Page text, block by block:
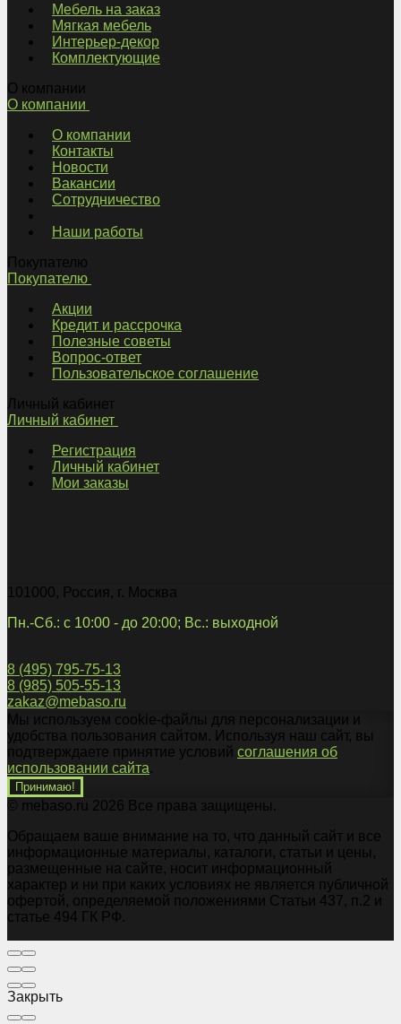
Мебель на заказ
Мягкая мебель
Интерьер-декор
Комплектующие
О компании
О компании
О компании
Контакты
Новости
Вакансии
Сотрудничество
Наши работы
Покупателю
Покупателю
Акции
Кредит и рассрочка
Полезные советы
Вопрос-ответ
Пользовательское соглашение
Личный кабинет
Личный кабинет
Регистрация
Личный кабинет
Мои заказы
101000, Россия , г. Москва
Пн.-Сб.: с 10:00 - до 20:00; Вс.: выходной
8 (495) 795-75-13
8 (985) 505-55-13
zakaz@mebaso.ru
Мы используем cookie-файлы для персонализации и
удобства пользования сайтом. Используя наш сайт, вы
подтверждаете принятие условий соглашения об
использовании сайта.
Принимаю!
© mebaso.ru 2026 Все права защищены.
Обращаем ваше внимание на то, что данный сайт и все
информационные материалы, каталоги, статьи и цены,
размещенные на сайте, носит информационный
характер и ни при каких условиях не является публичной
офертой, определяемой положениями Статьи 437, п.2 и
статье 494 ГК РФ.
Закрыть